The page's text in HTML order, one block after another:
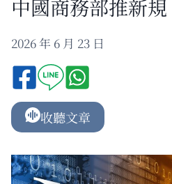
中國商務部推新
2026 年 6 月 23 日
收聽文章